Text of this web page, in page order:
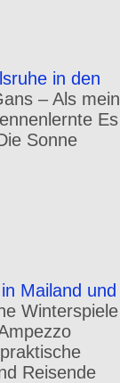
in den
– Als mein
Es
Sonne
Mailand und
Winterspiele
Reisende